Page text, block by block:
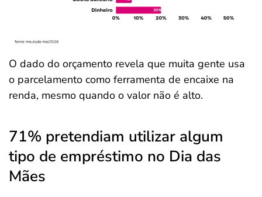
O dado do orçamento revela que muita gente usa
o parcelamento como ferramenta de encaixe na
renda, mesmo quando o valor não é alto.
71% pretendiam utilizar algum
tipo de empréstimo no Dia das
Mães